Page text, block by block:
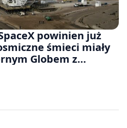
powinien już
śmieci miały
Globem z
h